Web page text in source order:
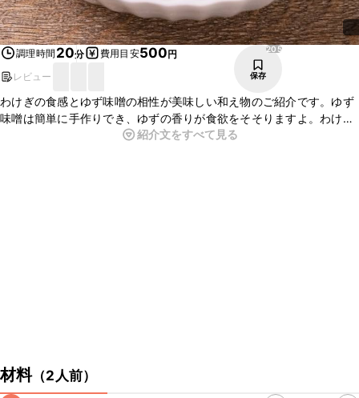
調理時間 20分 費用目安500円
レビュー
205
保存
わけぎの食感とゆず味噌の相性が美味しい和え物のご紹介です。ゆず
味噌は簡単に手作りでき、ゆずの香りが食欲をそそりますよ。わけぎ
やもやしの他に、余り野菜やお好きな野菜でも美味しくお作りいただ
紹介文をすべて見る
材料（2人前）